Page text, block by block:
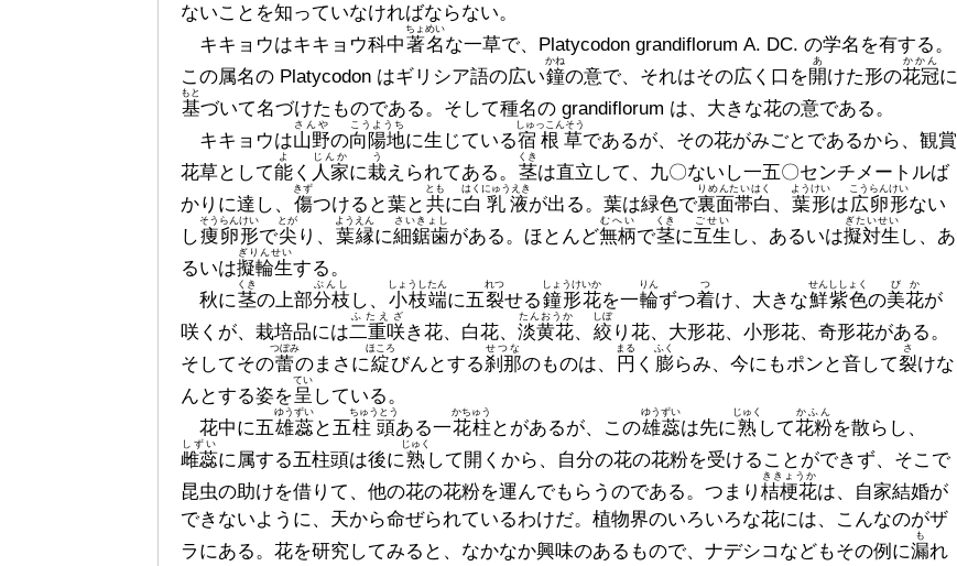
ないことを知っていなければならない。
キキョウはキキョウ科中著名
ちょめい
な一草で、Platycodon grandiflorum A. DC. の学名を有する。
この属名の Platycodon はギリシア語の広い鐘
かね
の意で、それはその広く口を開
あ
けた形の花冠
かかん
に
基
もと
づいて名づけたものである。そして種名の grandiflorum は、大きな花の意である。
キキョウは山野
さんや
の向陽地
こうようち
に生じている宿根草
しゅっこんそう
であるが、その花がみごとであるから、観賞
花草として能
よ
く 人家
じんか
に栽
う
えられてある。 茎
くき
は直立して、九〇ないし一五〇センチメートルば
かりに達し、 傷
きず
つけると葉と 共
とも
に白乳液
はくにゅうえき
が出る。葉は緑色で裏面帯白
りめんたいはく
、 葉形
ようけい
は 広卵形
こうらんけい
ない
し痩卵形
そうらんけい
で尖
とが
り、 葉縁
ようえん
に細鋸歯
さいきょし
がある。ほとんど無柄
むへい
で茎
くき
に互生
ごせい
し、あるいは擬対生
ぎたいせい
し、あ
るいは擬輪生
ぎりんせい
する。
秋に茎
くき
の上部分枝
ぶんし
し、 小枝端
しょうしたん
に五裂
れつ
せる鐘形花
しょうけいか
を一輪
りん
ずつ着
つ
け、大きな鮮紫色
せんししょく
の美花
びか
が
咲くが、栽培品には二重咲
ふたえざ
き花、白花、 淡黄花
たんおうか
、 絞
しぼ
り花、大形花、小形花、奇形花がある。
そしてその蕾
つぼみ
のまさに綻
ほころ
びんとする刹那
せつな
のものは、 円
まる
く 膨
ふく
らみ、今にもポンと音して裂
さ
けな
んとする姿を呈
てい
している。
花中に五雄蕊
ゆうずい
と五柱頭
ちゅうとう
ある一花柱
かちゅう
とがあるが、この雄蕊
ゆうずい
は先に熟
じゅく
して花粉
かふん
を散らし、
雌蕊
しずい
に属する五柱頭は後に熟
じゅく
して開くから、自分の花の花粉を受けることができず、そこで
昆虫の助けを借りて、他の花の花粉を運んでもらうのである。つまり 桔梗花
ききょうか
は、自家結婚が
できないように、天から命ぜられているわけだ。植物界のいろいろな花には、こんなのがザ
ラにある。花を研究してみると、なかなか興味のあるもので、ナデシコなどもその例に漏
も
れ